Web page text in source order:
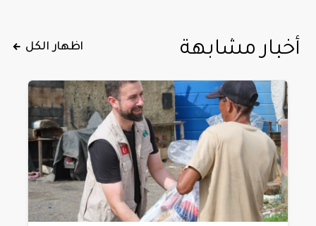
أخبار مشابهة اظهار الكل